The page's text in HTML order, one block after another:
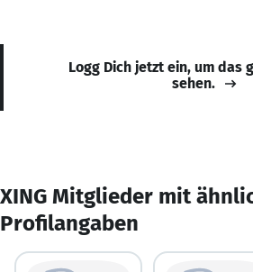
Logg Dich jetzt ein, um das
sehen.
XING Mitglieder mit
Profilangaben